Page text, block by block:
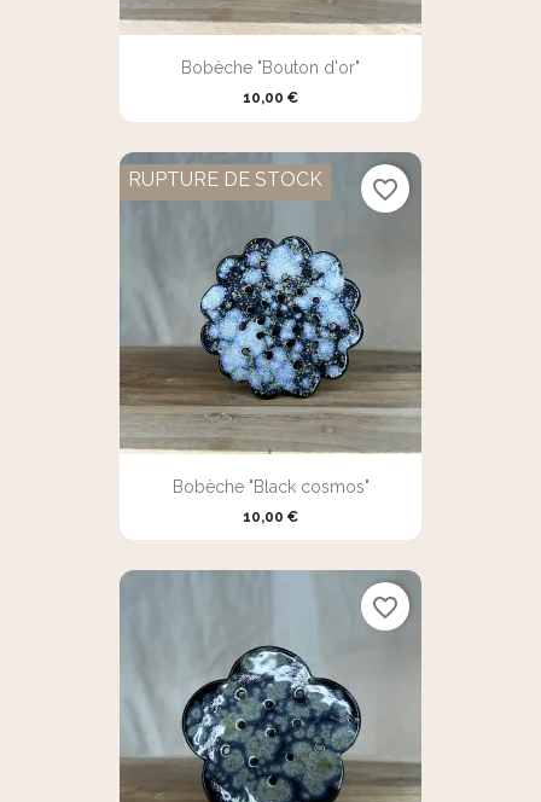
Bobèche "Bouton d'or"
10,00 €
Bobèche "Black cosmos"
10,00 €
RUPTURE DE STOCK favorite_border
favorite_border